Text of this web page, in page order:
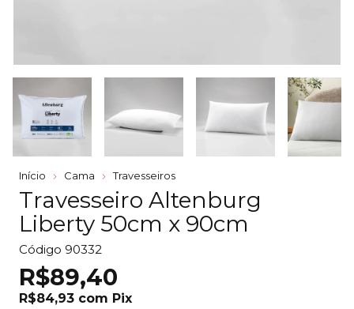
Início Cama Travesseiros
Travesseiro Altenburg
Liberty 50cm x 90cm
Código 90332
R$89,40
R$84,93 com Pix